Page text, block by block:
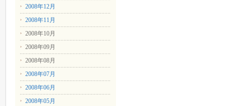
2008年12月
2008年11月
2008年10月
2008年09月
2008年08月
2008年07月
2008年06月
2008年05月